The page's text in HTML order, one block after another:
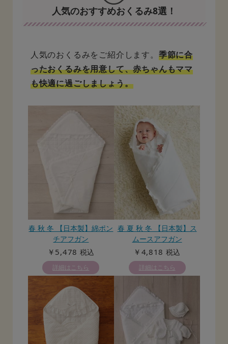
人気のおすすめおくるみ8選！
人気のおくるみをご紹介します。 季節に合
ったおくるみを用意して、赤ちゃんもママ
も快適に過ごしましょう。
春 秋 冬 【日本製】綿ポン
チアフガン
￥5,478 税込
詳細はこちら
春 夏 秋 冬 【日本製】ス
ムースアフガン
￥4,818 税込
詳細はこちら